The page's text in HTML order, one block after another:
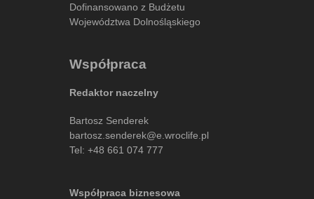
Dofinansowano z Budżetu
Województwa Dolnośląskiego
Współpraca
Redaktor naczelny
Bartosz Senderek
bartosz.senderek@e.wroclife.pl
Tel: +48 661 074 777
Współpraca biznesowa